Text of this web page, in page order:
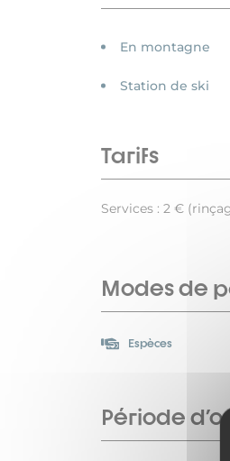
En montagne
Station de ski
Tarifs
Services : 2 €
Modes de
Espèces
Période